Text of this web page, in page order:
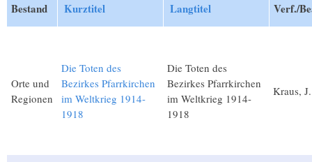
Bestand Kurztitel Langtitel Verf./
Orte und
Regionen
Die Toten des
Bezirkes Pfarrkirchen
im Weltkrieg 1914-
1918
Die Toten des
Bezirkes Pfarrkirchen
im Weltkrieg 1914-
1918
Kraus, J.